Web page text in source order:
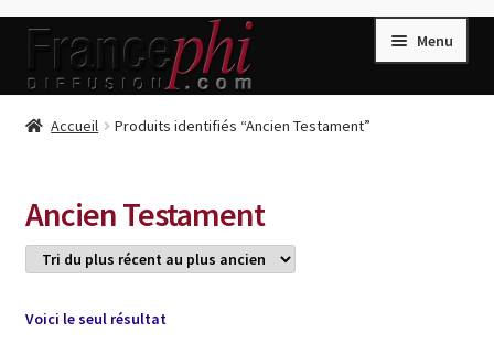
Aller
la
Aller
contenu
Menu
Accueil
Conditions de Vente
Connection
Accueil Produits identifiés “Ancien Testament”
Ancien Testament
Voici le seul résultat